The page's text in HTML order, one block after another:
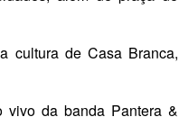
cultura de Casa Branca,
vivo da banda Pantera &